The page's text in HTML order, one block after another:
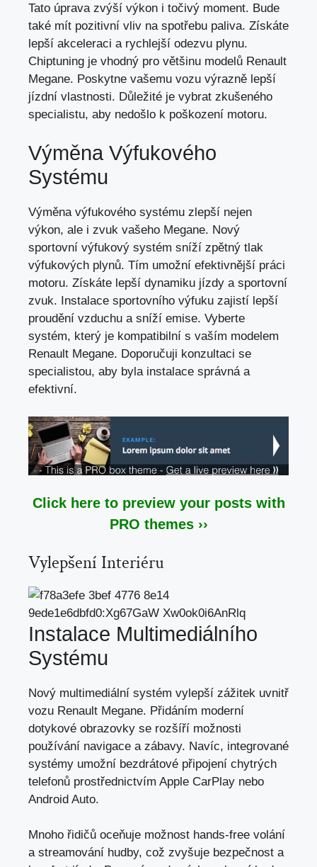
Tato úprava zvýší výkon i točivý moment. Bude
také mít pozitivní vliv na spotřebu paliva. Získáte
lepší akceleraci a rychlejší odezvu plynu.
Chiptuning je vhodný pro většinu modelů Renault
Megane. Poskytne vašemu vozu výrazně lepší
jízdní vlastnosti. Důležité je vybrat zkušeného
specialistu, aby nedošlo k poškození motoru.
Výměna Výfukového
Systému
Výměna výfukového systému zlepší nejen
výkon, ale i zvuk vašeho Megane. Nový
sportovní výfukový systém sníží zpětný tlak
výfukových plynů. Tím umožní efektivnější práci
motoru. Získáte lepší dynamiku jízdy a sportovní
zvuk. Instalace sportovního výfuku zajistí lepší
proudění vzduchu a sníží emise. Vyberte
systém, který je kompatibilní s vaším modelem
Renault Megane. Doporučuji konzultaci se
specialistou, aby byla instalace správná a
efektivní.
Click here to preview your posts with
PRO themes ››
Vylepšení Interiéru
Instalace Multimediálního
Systému
Nový multimediální systém vylepší zážitek uvnitř
vozu Renault Megane. Přidáním moderní
dotykové obrazovky se rozšíří možnosti
používání navigace a zábavy. Navíc, integrované
systémy umožní bezdrátové připojení chytrých
telefonů prostřednictvím Apple CarPlay nebo
Android Auto.
Mnoho řidičů oceňuje možnost hands-free volání
a streamování hudby, což zvyšuje bezpečnost a